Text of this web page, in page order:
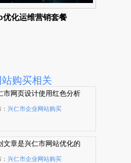
优化运维营销套餐
购买相关
市网页设计使用红色分析
：兴仁市企业网站购买
文章是兴仁市网站优化的
：兴仁市企业网站购买